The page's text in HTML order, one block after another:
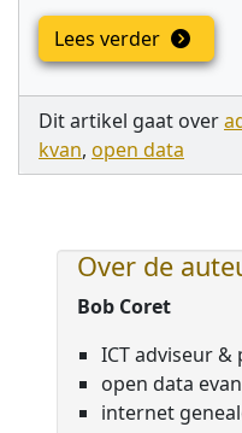
Lees verder
Dit artikel gaat over
kvan, open data
Over de
Bob Coret
ICT adviseur
open data
internet